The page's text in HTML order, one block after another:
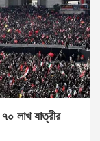
লাখ যাত্রীর